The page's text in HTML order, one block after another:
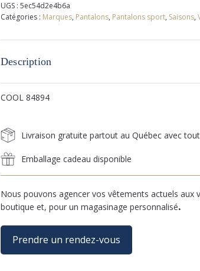
UGS : 5ec54d2e4b6a
Catégories : Marques, Pantalons, Pantalons sport, Saisons,
Description
COOL 84894
Livraison gratuite partout au Québec avec
Emballage cadeau disponible
Nous pouvons agencer vos vêtements actuels aux
boutique et, pour un magasinage personnalisé.
Prendre un rendez-vous